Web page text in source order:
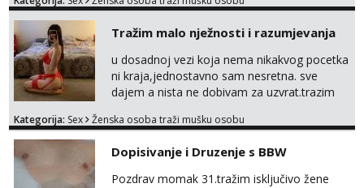
Tražim malo nježnosti i razumjevanja
u dosadnoj vezi koja nema nikakvog pocetka
ni kraja,jednostavno sam nesretna. sve
dajem a nista ne dobivam za uzvrat.trazim
trazim puno samo malo njeznosti i
poljupce po tijelu koji me jako
pale,obozavam kad muskarac preuzme
Kategorija: Sex Ženska osoba traži mušku osobu
Dopisivanje i Druzenje s BBW
Pozdrav momak 31.tražim isključivo žene